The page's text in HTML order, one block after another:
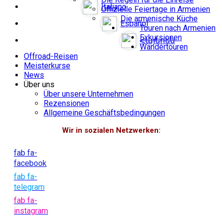
Italiano
Español
Հայերեն
Offizielle Feiertage in Armenien
Die armenische Küche
Touren nach Armenien
Exkursionen
Wandertouren
Offroad-Reisen
Meisterkurse
News
Über uns
Über unsere Unternehmen
Rezensionen
Allgemeine Geschäftsbedingungen
Wir in sozialen Netzwerken:
fab fa-
facebook
fab fa-
telegram
fab fa-
instagram